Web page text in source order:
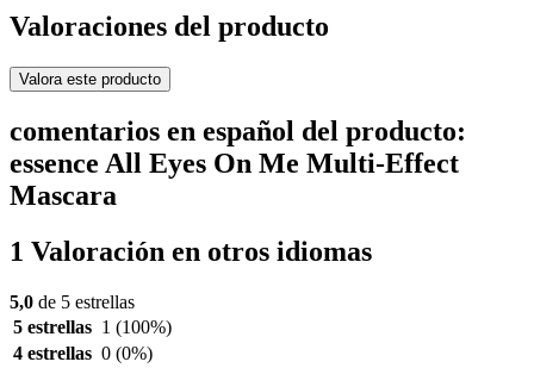
Valoraciones del producto
Valora este producto
comentarios en español del producto:
essence All Eyes On Me Multi-Effect
Mascara
1 Valoración en otros idiomas
5,0 de 5 estrellas
5 estrellas 1 (100%)
4 estrellas 0 (0%)